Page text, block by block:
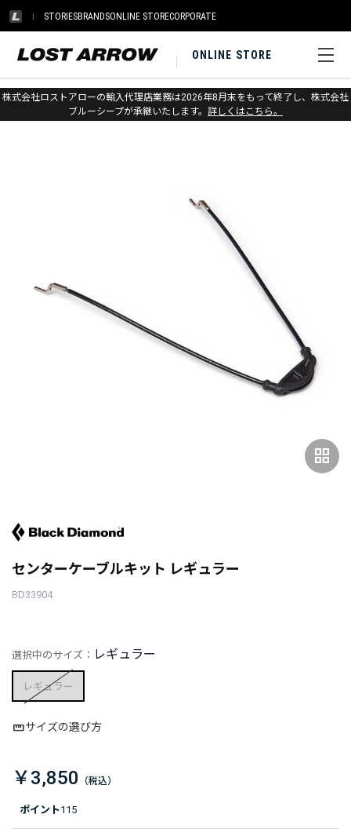
STORIESBRANDSONLINE STORECORPORATE
ONLINE STORE
株式会社ロストアローの輸入代理店業務は2026年8月末をもって終了し、株式会社
ブルーシープが承継いたします。 詳しくはこちら。
ホーム > ブラックダイヤモンド > アイス > クランポン
grid_view
センターケーブルキット レギュラー
BD33904
ポイント115
選択中のサイズ： レギュラー
レギュラー
サイズの選び方
￥3,850